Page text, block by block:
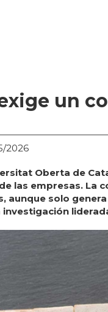
un
2026
Oberta de
las empresas. La
aunque solo